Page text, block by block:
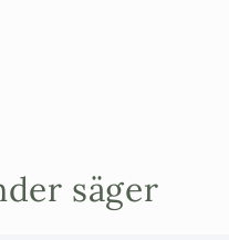
och praktiskt val för
en
tunnan kan man lätt
det ljusare träet under.
säger